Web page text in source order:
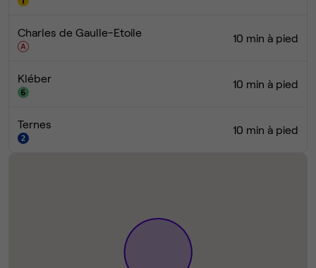
Charles de Gaulle-Etoile 10 min à pied
Kléber 10 min à pied
Ternes 10 min à pied